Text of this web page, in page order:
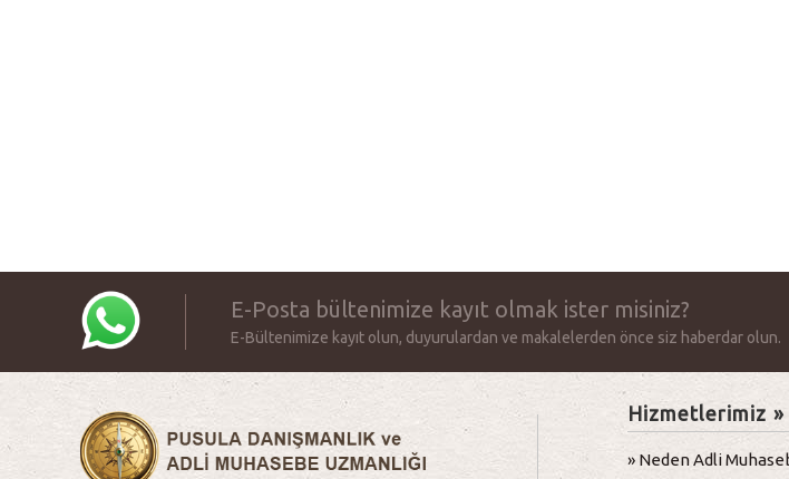
E-Posta bültenimize kayıt olmak ister misiniz?
E-Bültenimize kayıt olun, duyurulardan ve makalelerden önce siz haberdar olun.
Hizmetlerimiz »
» Neden Adli